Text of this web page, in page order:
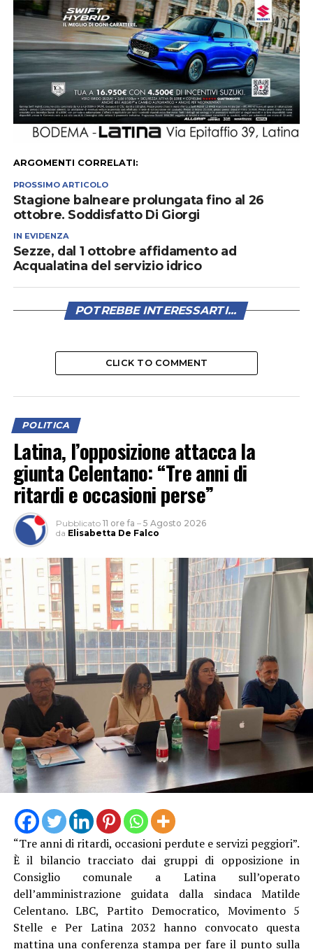
ARGOMENTI CORRELATI:
PROSSIMO ARTICOLO
Stagione balneare prolungata fino al 26
ottobre. Soddisfatto Di Giorgi
IN EVIDENZA
Sezze, dal 1 ottobre affidamento ad
Acqualatina del servizio idrico
POTREBBE INTERESSARTI...
CLICK TO COMMENT
POLITICA
Latina, l’opposizione attacca la
giunta Celentano: “Tre anni di
ritardi e occasioni perse”
Pubblicato 11 ore fa – 5 Agosto 2026
da Elisabetta De Falco
“Tre anni di ritardi, occasioni perdute e servizi peggiori”.
È il bilancio tracciato dai gruppi di opposizione in
Consiglio comunale a Latina sull’operato
dell’amministrazione guidata dalla sindaca Matilde
Celentano. LBC, Partito Democratico, Movimento 5
Stelle e Per Latina 2032 hanno convocato questa
mattina una conferenza stampa per fare il punto sulla